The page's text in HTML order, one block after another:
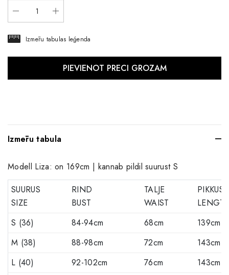
Izmēru tabulas leģenda
Izmēru tabula
Modell Liza: on 169cm | kannab pildil suurust S
SUURUS
SIZE
RIND
BUST
TALJE
WAIST
PIKKUS
S (36)
84-94cm 68cm
139cm
M (38)
88-98cm 72cm
143cm
L (40)
92-102cm 76cm
143cm